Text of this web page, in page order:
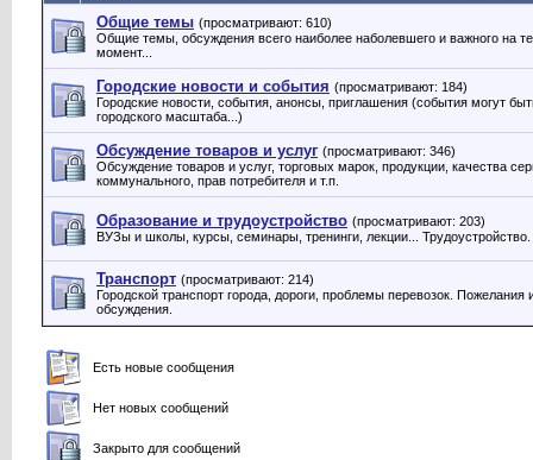
Общие темы (просматривают: 610)
Общие темы, обсуждения всего наиболее наболевшего и важного на
момент...
Городские новости и события (просматривают: 184)
Городские новости, события, анонсы, приглашения (события могут
городского масштаба...)
Обсуждение товаров и услуг (просматривают: 346)
Обсуждение товаров и услуг, торговых марок, продукции, качества
коммунального, прав потребителя и т.п.
Образование и трудоустройство (просматривают: 203)
ВУЗы и школы, курсы, семинары, тренинги, лекции... Трудоустройство.
Транспорт (просматривают: 214)
Городской транспорт города, дороги, проблемы перевозок. Пожелания
обсуждения.
Есть новые сообщения
Нет новых сообщений
Закрыто для сообщений